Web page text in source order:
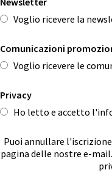
Voglio ricevere la
Comunicazioni
Voglio ricevere le
Privacy
Ho letto e accetto
Puoi annullare
pagina delle nostre e-